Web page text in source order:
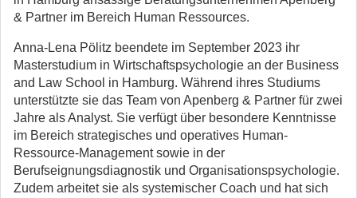
& Partner im Bereich Human Ressources.
Anna-Lena Pölitz beendete im September 2023 ihr
Masterstudium in Wirtschaftspsychologie an der Business
and Law School in Hamburg. Während ihres Studiums
unterstützte sie das Team von Apenberg & Partner für zwei
Jahre als Analyst. Sie verfügt über besondere Kenntnisse
im Bereich strategisches und operatives Human-
Ressource-Management sowie in der
Berufseignungsdiagnostik und Organisationspsychologie.
Zudem arbeitet sie als systemischer Coach und hat sich